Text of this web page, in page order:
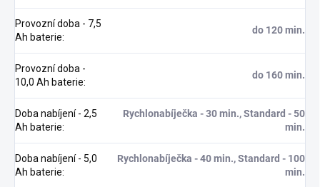
Provozní doba - 7,5
Ah baterie:
do 120 min.
Provozní doba -
10,0 Ah baterie:
do 160 min.
Doba nabíjení - 2,5
Ah baterie:
Rychlonabíječka - 30 min., Standard - 50
min.
Doba nabíjení - 5,0
Ah baterie:
Rychlonabíječka - 40 min., Standard - 100
min.